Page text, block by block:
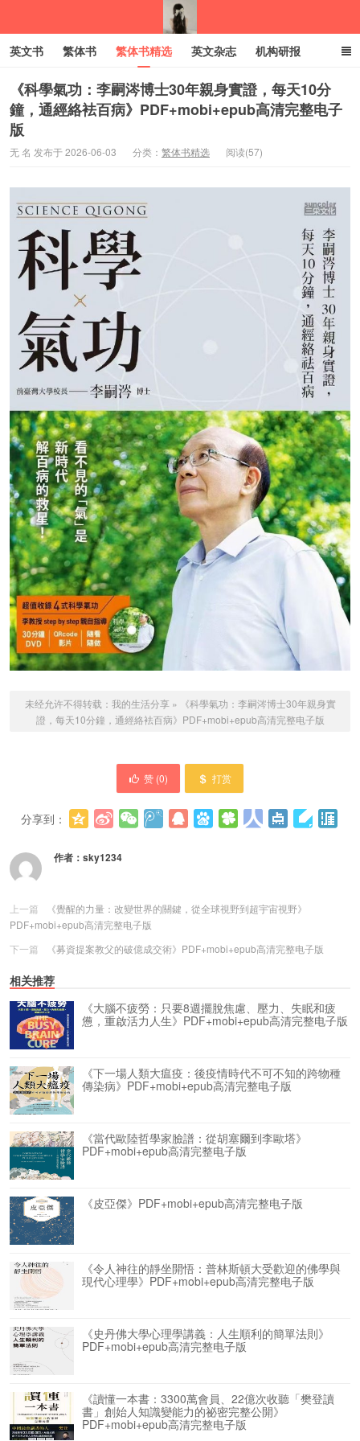
英文书 繁体书 繁体书精选 英文杂志 机构研报
小语种 绝版书 彩虹亲子电子书 电子书 创业项目
《科學氣功：李嗣涔博士30年親身實證，每天10分
鐘，通經絡袪百病》PDF+mobi+epub高清完整电子
版
无 名 发布于 2026-06-03 分类： 繁体书精选 阅读(57)
未经允许不得转载： 我的生活分享»
《科學氣功：李嗣涔博士30年親身實
證，每天10分鐘，通經絡袪百病》PDF+mobi+epub高清完整电子版
赞 (0) 打赏
分享到：
作者： sky1234
上一篇
《覺醒的力量：改變世界的關鍵，從全球視野到超宇宙視野》
PDF+mobi+epub高清完整电子版
下一篇
《募資提案教父的破億成交術》PDF+mobi+epub高清完整电子版
相关推荐
《大腦不疲勞：只要8週擺脫焦慮、壓力、失眠和疲
憊，重啟活力人生》PDF+mobi+epub高清完整电子版
《下一場人類大瘟疫：後疫情時代不可不知的跨物種
傳染病》PDF+mobi+epub高清完整电子版
《當代歐陸哲學家臉譜：從胡塞爾到李歐塔》
PDF+mobi+epub高清完整电子版
《皮亞傑》PDF+mobi+epub高清完整电子版
《令人神往的靜坐開悟：普林斯頓大受歡迎的佛學與
現代心理學》PDF+mobi+epub高清完整电子版
《史丹佛大學心理學講義：人生順利的簡單法則》
PDF+mobi+epub高清完整电子版
《讀懂一本書：3300萬會員、22億次收聽「樊登讀
書」創始人知識變能力的祕密完整公開》
PDF+mobi+epub高清完整电子版